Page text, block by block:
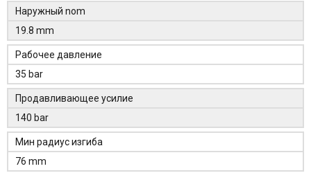
Наружный nom
19.8 mm
Рабочее давление
35 bar
Продавливающее усилие
140 bar
Мин радиус изгиба
76 mm